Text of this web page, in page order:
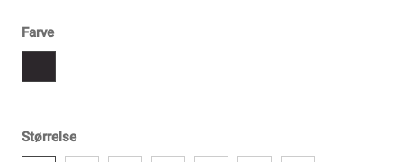
Farve
Størrelse